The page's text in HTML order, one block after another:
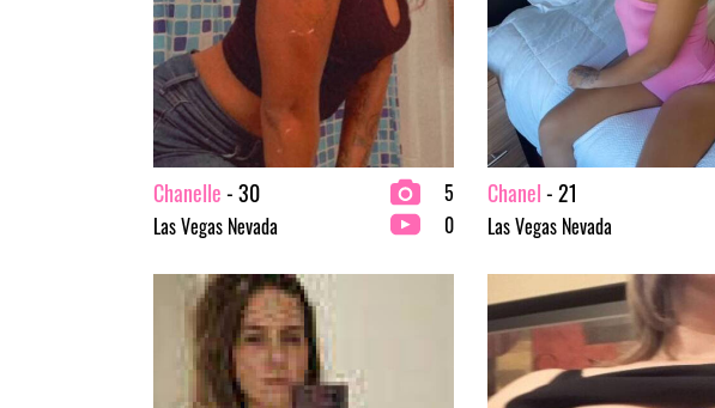
Chanelle- 30
Las Vegas Nevada
5
0
Chanel- 21
Las Vegas Nevada